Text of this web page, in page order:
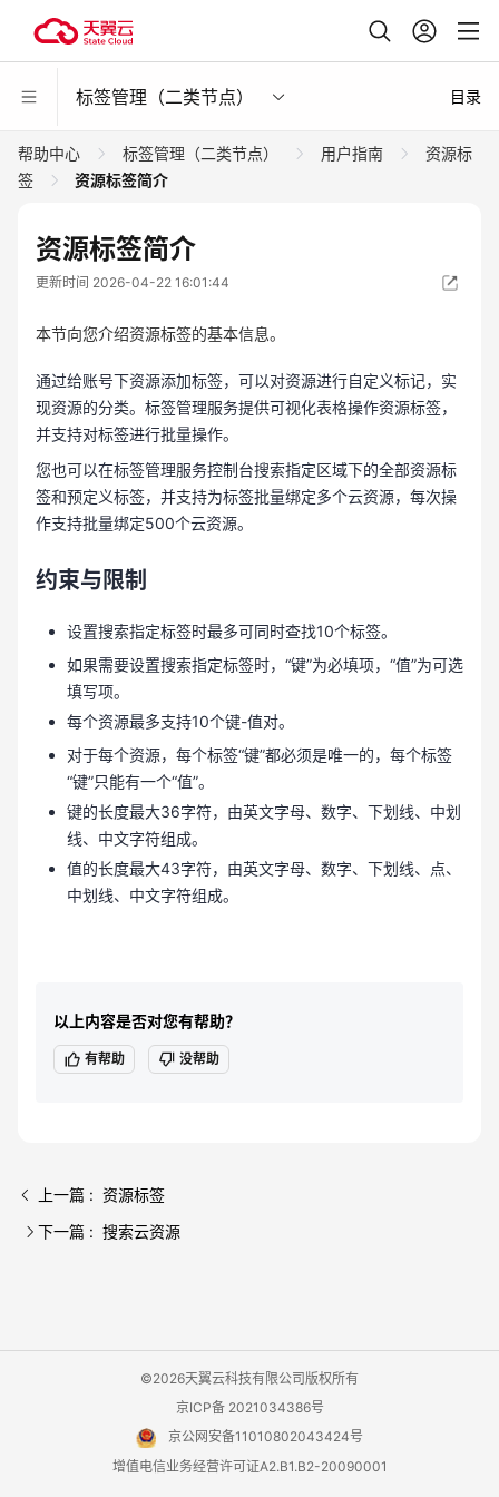
标签管理（二类节点） 目录
帮助中心 标签管理（二类节点） 用户指南
资源标
签
资源标签简介
资源标签简介
更新时间 2026-04-22 16:01:44
本节向您介绍资源标签的基本信息。
通过给账号下资源添加标签，可以对资源进行自定义标记，实
现资源的分类。标签管理服务提供可视化表格操作资源标签，
并支持对标签进行批量操作。
您也可以在标签管理服务控制台搜索指定区域下的全部资源标
签和预定义标签，并支持为标签批量绑定多个云资源，每次操
作支持批量绑定500个云资源。
约束与限制
设置搜索指定标签时最多可同时查找10个标签。
如果需要设置搜索指定标签时，“键”为必填项，“值”为可选
填写项。
每个资源最多支持10个键-值对。
对于每个资源，每个标签“键”都必须是唯一的，每个标签
“键”只能有一个“值”。
键的长度最大36字符，由英文字母、数字、下划线、中划
线、中文字符组成。
值的长度最大43字符，由英文字母、数字、下划线、点、
中划线、中文字符组成。
以上内容是否对您有帮助？
有帮助 没帮助
上一篇 : 资源标签
下一篇 : 搜索云资源
©2026天翼云科技有限公司版权所有
京ICP备 2021034386号
京公网安备11010802043424号
增值电信业务经营许可证A2.B1.B2-20090001